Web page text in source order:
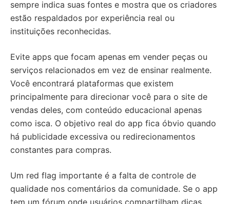
sempre indica suas fontes e mostra que os criadores
estão respaldados por experiência real ou
instituições reconhecidas.
Evite apps que focam apenas em vender peças ou
serviços relacionados em vez de ensinar realmente.
Você encontrará plataformas que existem
principalmente para direcionar você para o site de
vendas deles, com conteúdo educacional apenas
como isca. O objetivo real do app fica óbvio quando
há publicidade excessiva ou redirecionamentos
constantes para compras.
Um red flag importante é a falta de controle de
qualidade nos comentários da comunidade. Se o app
tem um fórum onde usuários compartilham dicas,